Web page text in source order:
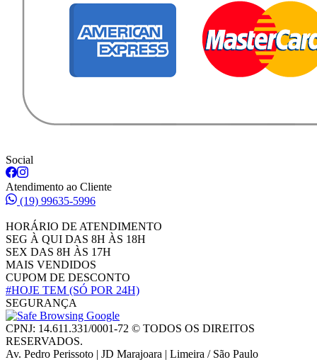
Social
Atendimento ao Cliente
(19) 99635-5996
HORÁRIO DE ATENDIMENTO
SEG À QUI DAS 8H ÀS 18H
SEX DAS 8H ÀS 17H
MAIS VENDIDOS
CUPOM DE DESCONTO
#HOJE TEM (SÓ POR 24H)
SEGURANÇA
CPNJ: 14.611.331/0001-72 © TODOS OS DIREITOS
RESERVADOS.
Av. Pedro Perissoto | JD Marajoara | Limeira / São Paulo